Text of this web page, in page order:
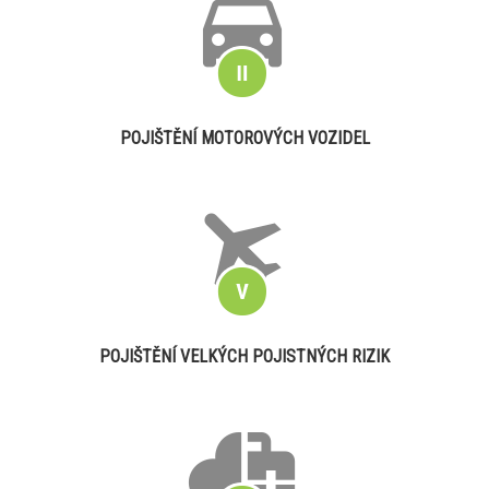
POJIŠTĚNÍ MOTOROVÝCH VOZIDEL
POJIŠTĚNÍ VELKÝCH POJISTNÝCH RIZIK